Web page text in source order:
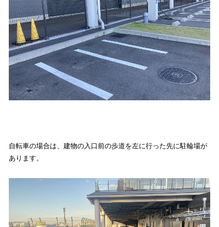
自転車の場合は、建物の入口前の歩道を左に行った先に駐輪場が
あります。